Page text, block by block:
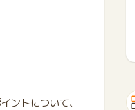
ントについて、